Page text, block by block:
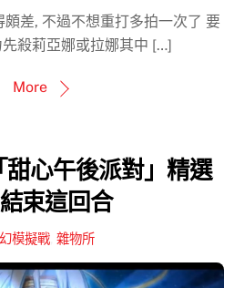
頗差, 不過不想重打多拍一次了 要
先殺莉亞娜或拉娜其中 […]
More
甜心午後派對」精選
束這回合
模擬戰, 雜物所